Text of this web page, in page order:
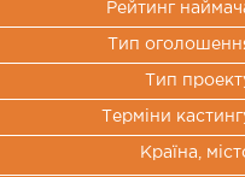
Рейтинг
Тип
Тип
Терміни
Країна,